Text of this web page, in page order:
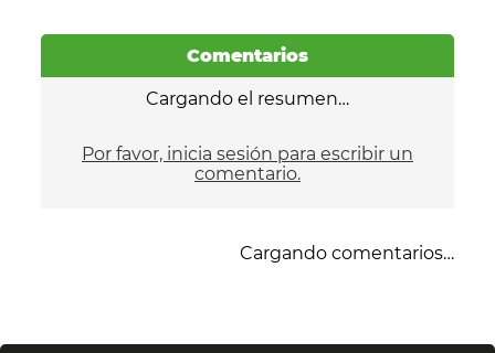
Comentarios
Cargando el resumen…
Por favor, inicia sesión para escribir un
comentario.
Cargando comentarios…